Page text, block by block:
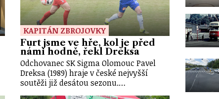
KAPITÁN ZBROJOVKY
Furt jsme ve hře, kol je před
námi hodně, řekl Dreksa
Odchovanec SK Sigma Olomouc Pavel
Dreksa (1989) hraje v české nejvyšší
soutěži již desátou sezonu.…